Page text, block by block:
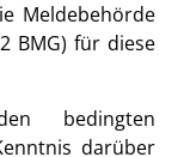
Meldebehörde
BMG) für diese
bedingten
darüber